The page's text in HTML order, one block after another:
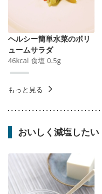
ヘルシー簡単水菜のボリ
ュームサラダ
46kcal 食塩 0.5g
もっと見る
おいしく減塩したい